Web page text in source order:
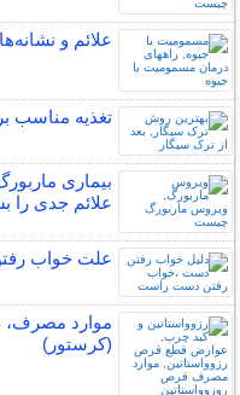
علائم و
تغذیه مناسب
بیماری
علائم جدی را
علت خواب
موارد مصرف،
(کرستور)